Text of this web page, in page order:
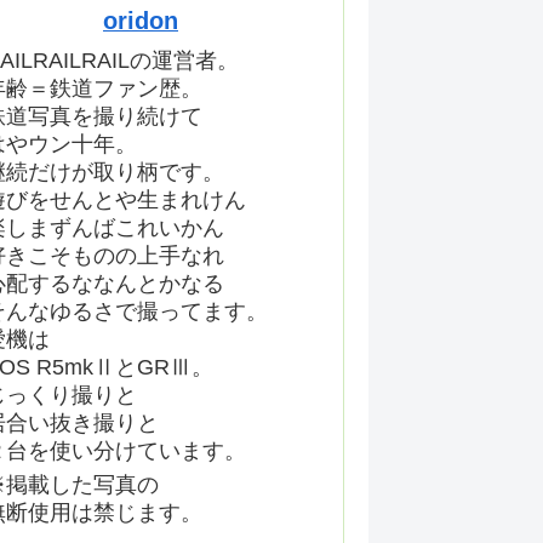
oridon
の運営者。
齢＝鉄道ファン歴。
道写真を撮り続けて
やウン十年。
続だけが取り柄です。
びをせんとや生まれけん
しまずんばこれいかん
きこそものの上手なれ
配するななんとかなる
んなゆるさで撮ってます。
機は
R5mkⅡとGRⅢ。
っくり撮りと
合い抜き撮りと
台を使い分けています。
載した写真の
断使用は禁じます。